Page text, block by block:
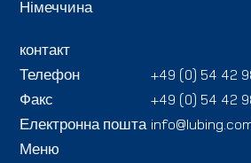
Німеччина
контакт
Телефон
+49 (0) 54 42
Факс
+49 (0) 54 42
Електронна пошта
Меню